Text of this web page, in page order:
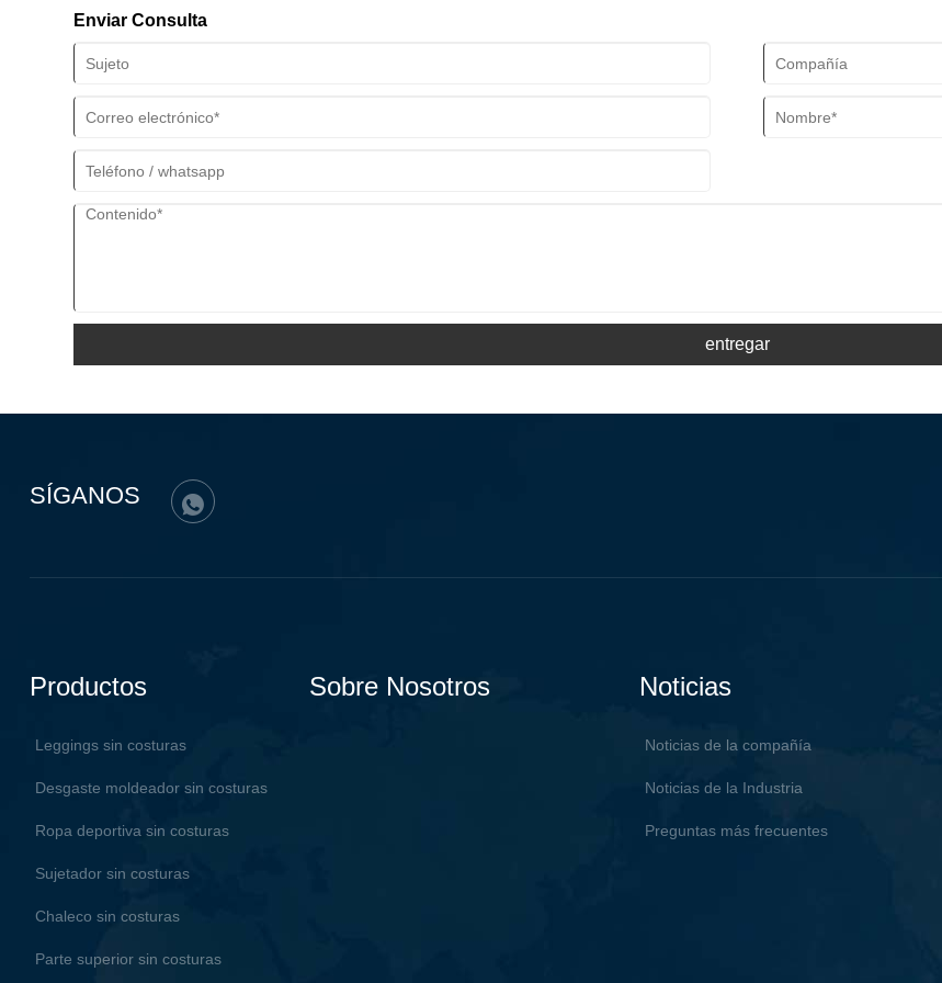
Enviar Consulta
entregar
SÍGANOS
Productos
Leggings sin costuras
Desgaste moldeador sin costuras
Ropa deportiva sin costuras
Sujetador sin costuras
Chaleco sin costuras
Parte superior sin costuras
Sobre Nosotros Noticias
Noticias de la compañía
Noticias de la Industria
Preguntas más frecuentes